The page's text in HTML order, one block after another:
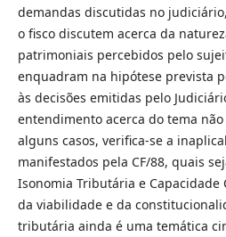
demandas discutidas no
o fisco discutem acerca da
patrimoniais percebidos pelo
enquadram na hipótese prevista
às decisões emitidas pelo
entendimento acerca do tema
alguns casos, verifica-se a
manifestados pela CF/88, quais
Isonomia Tributária e
da viabilidade e da
tributária ainda é uma temática